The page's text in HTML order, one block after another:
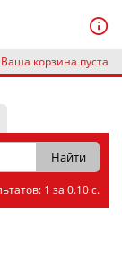
корзина пуста
1 за 0.10 с.